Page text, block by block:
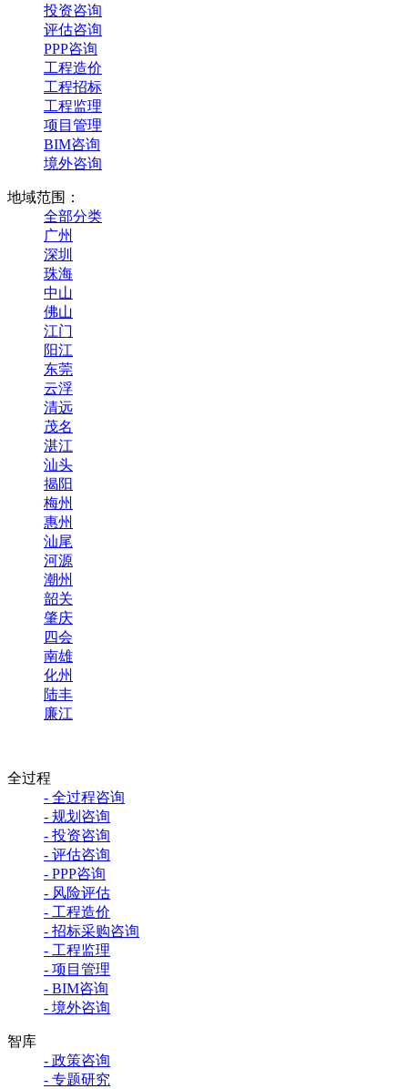
投资咨询
评估咨询
PPP咨询
工程造价
工程招标
工程监理
项目管理
BIM咨询
境外咨询
地域范围：
全部分类
广州
深圳
珠海
中山
佛山
江门
阳江
东莞
云浮
清远
茂名
湛江
汕头
揭阳
梅州
惠州
汕尾
河源
潮州
韶关
肇庆
四会
南雄
化州
陆丰
廉江
全过程
- 全过程咨询
- 规划咨询
- 投资咨询
- 评估咨询
- PPP咨询
- 风险评估
- 工程造价
- 招标采购咨询
- 工程监理
- 项目管理
- BIM咨询
- 境外咨询
智库
- 政策咨询
- 专题研究